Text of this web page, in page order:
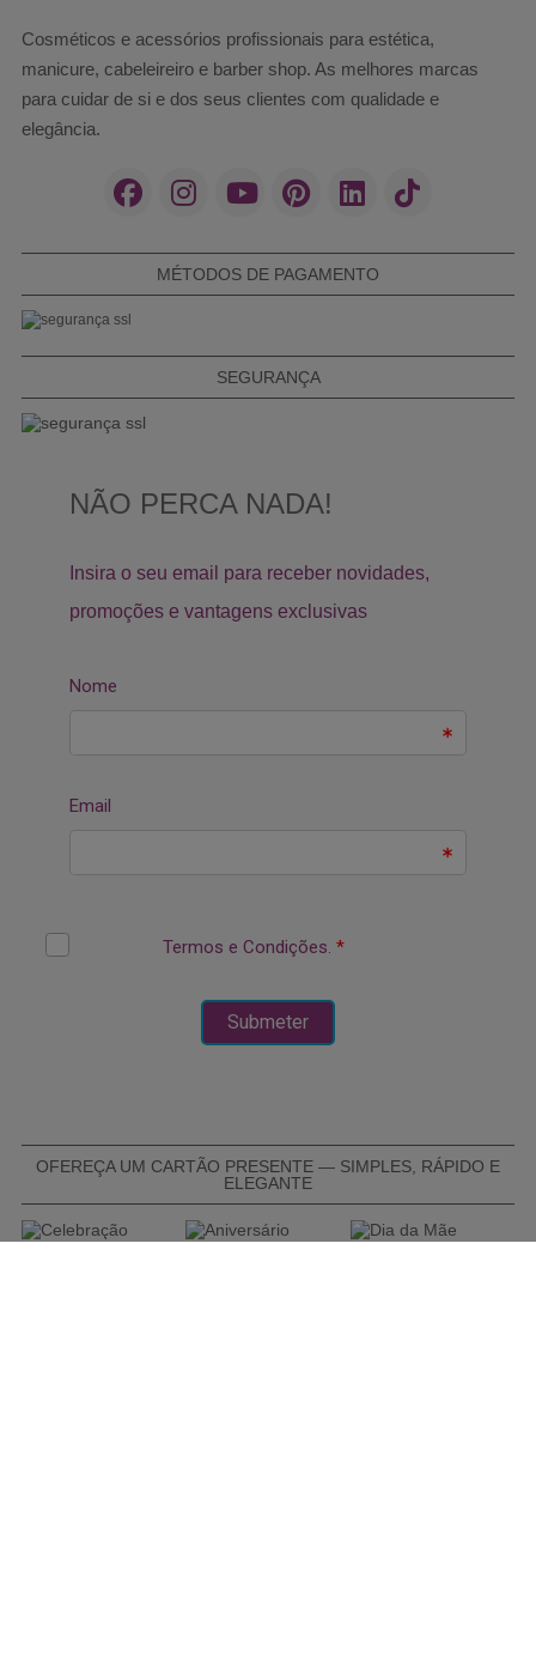
Cosméticos e acessórios profissionais para estética,
manicure, cabeleireiro e barber shop. As melhores marcas
para cuidar de si e dos seus clientes com qualidade e
elegância.
MÉTODOS DE PAGAMENTO
SEGURANÇA
OFEREÇA UM CARTÃO PRESENTE — SIMPLES, RÁPIDO E
ELEGANTE